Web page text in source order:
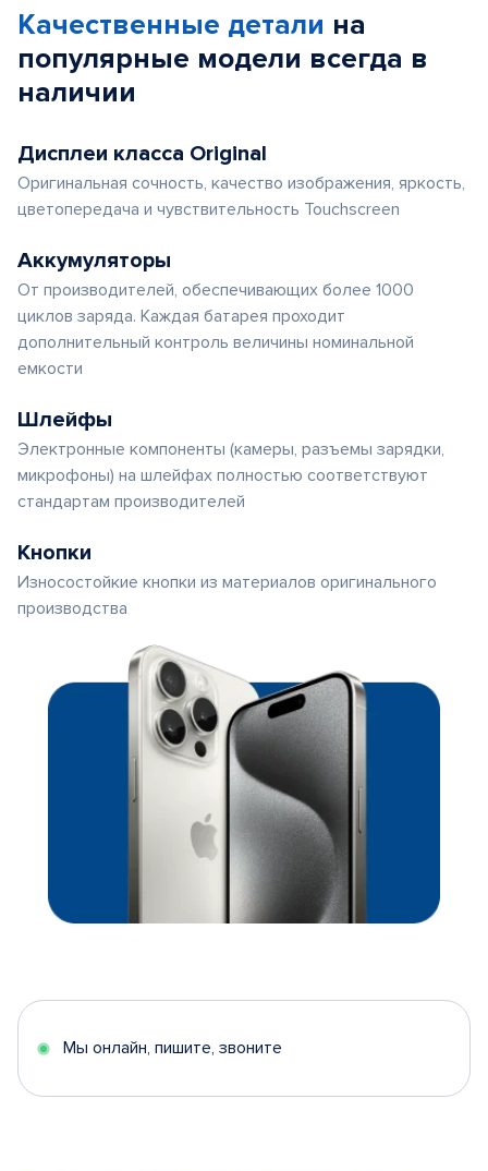
Качественные детали на
популярные модели всегда в
наличии
Дисплеи класса Original
Оригинальная сочность, качество изображения, яркость,
цветопередача и чувствительность Touchscreen
Аккумуляторы
От производителей, обеспечивающих более 1000
циклов заряда. Каждая батарея проходит
дополнительный контроль величины номинальной
емкости
Шлейфы
Электронные компоненты (камеры, разъемы зарядки,
микрофоны) на шлейфах полностью соответствуют
стандартам производителей
Кнопки
Износостойкие кнопки из материалов оригинального
производства
Мы онлайн, пишите, звоните